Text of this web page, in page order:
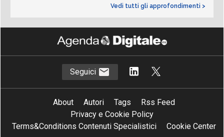
Vedi tutti gli approfondimenti >
Seguici
About Autori Tags
Rss Feed
Privacy e Cookie Policy
Terms&Conditions Contenuti Specialistici
Cookie Center